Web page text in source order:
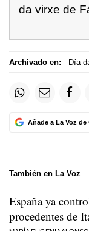
da virxe de
Archivado en: Día
Añade a La Voz
También en La Voz
España ya
procedentes de